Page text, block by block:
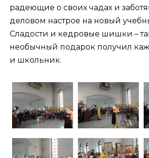
радеющие о своих чадах и
деловом настрое на новый
Сладости и кедровые шишки –
необычный подарок получил
и школьник.